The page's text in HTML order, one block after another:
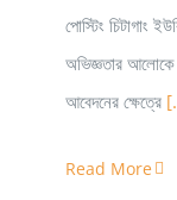
পোস্টিং চিটাগাং
অভিজ্ঞতার আলোকে
আবেদনের ক্ষেত্রে
Read More